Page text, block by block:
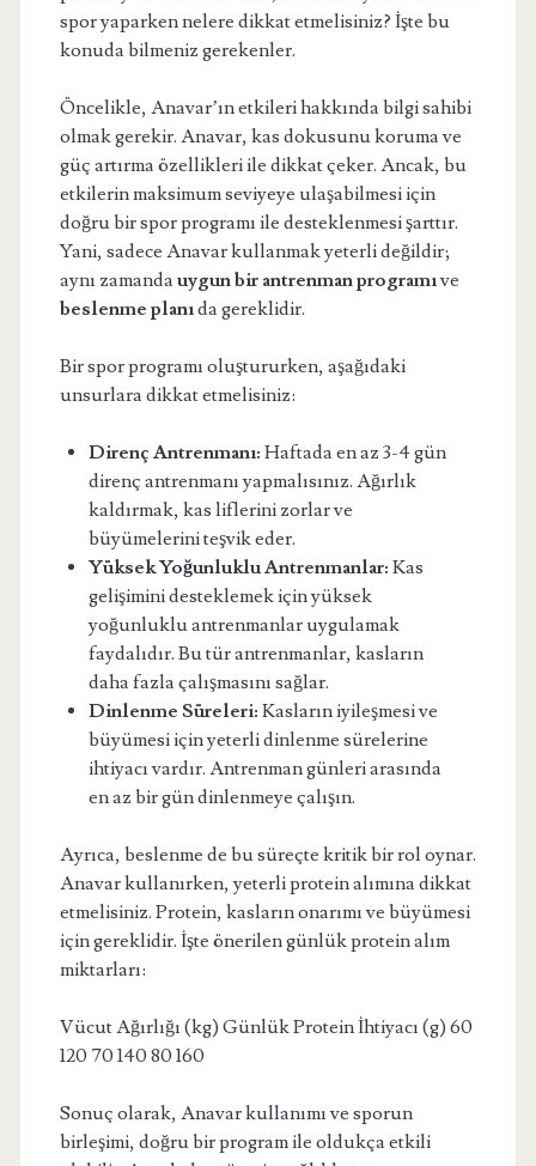
spor yaparken nelere dikkat etmelisiniz? İşte bu
konuda bilmeniz gerekenler.
Öncelikle, Anavar’ın etkileri hakkında bilgi sahibi
olmak gerekir. Anavar, kas dokusunu koruma ve
güç artırma özellikleri ile dikkat çeker. Ancak, bu
etkilerin maksimum seviyeye ulaşabilmesi için
doğru bir spor programı ile desteklenmesi şarttır.
Yani, sadece Anavar kullanmak yeterli değildir;
aynı zamandauygun bir antrenman programıve
beslenme planıda gereklidir.
Bir spor programı oluştururken, aşağıdaki
unsurlara dikkat etmelisiniz:
Direnç Antrenmanı: Haftada en az 3-4 gün
direnç antrenmanı yapmalısınız. Ağırlık
kaldırmak, kas liflerini zorlar ve
büyümelerini teşvik eder.
Yüksek Yoğunluklu Antrenmanlar: Kas
gelişimini desteklemek için yüksek
yoğunluklu antrenmanlar uygulamak
faydalıdır. Bu tür antrenmanlar, kasların
daha fazla çalışmasını sağlar.
Dinlenme Süreleri: Kasların iyileşmesi ve
büyümesi için yeterli dinlenme sürelerine
ihtiyacı vardır. Antrenman günleri arasında
en az bir gün dinlenmeye çalışın.
Ayrıca, beslenme de bu süreçte kritik bir rol oynar.
Anavar kullanırken, yeterli protein alımına dikkat
etmelisiniz. Protein, kasların onarımı ve büyümesi
için gereklidir. İşte önerilen günlük protein alım
miktarları:
Vücut Ağırlığı (kg) Günlük Protein İhtiyacı (g) 60
120 70 140 80 160
Sonuç olarak, Anavar kullanımı ve sporun
birleşimi, doğru bir program ile oldukça etkili